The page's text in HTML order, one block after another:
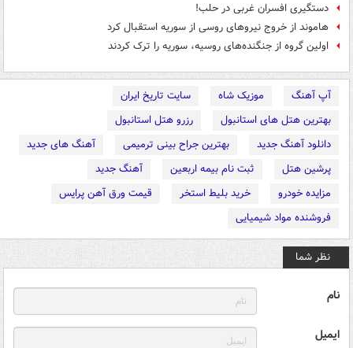
دستگیری افسران غربی در حلب!
هاموند از خروج نیروهای روسی از سوریه استقبال کرد
اولین گروه از جنگنده‌های روسیه، سوریه را ترک کردند
آپ آهنگ موزیک شاه
سایت تاریخ ایران
بهترین هتل های استانبول
رزرو هتل استانبول
دانلود آهنگ جدید
بهترین جراح بینی ترمیمی
آهنگ های جدید
پرشین هتل
ثبت نام بیمه اربعین
آهنگ جدید
مزایده خودرو
خرید بلیط استخر
قیمت ورق آهن پرایس
فروشنده مواد شیمیایی
نظر شما
نام
ایمیل